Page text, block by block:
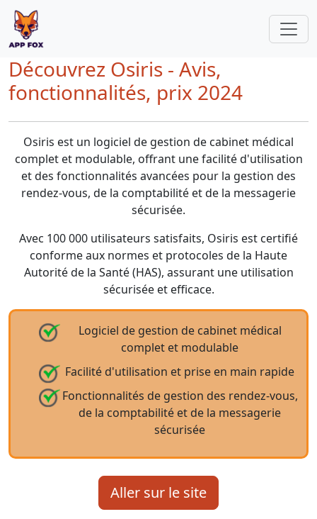
Découvrez Osiris - Avis,
fonctionnalités, prix 2024
Osiris est un logiciel de gestion de cabinet médical
complet et modulable, offrant une facilité d'utilisation
et des fonctionnalités avancées pour la gestion des
rendez-vous, de la comptabilité et de la messagerie
sécurisée.
Avec 100 000 utilisateurs satisfaits, Osiris est certifié
conforme aux normes et protocoles de la Haute
Autorité de la Santé (HAS), assurant une utilisation
sécurisée et efficace.
Logiciel de gestion de cabinet médical
complet et modulable
Facilité d'utilisation et prise en main rapide
Fonctionnalités de gestion des rendez-vous,
de la comptabilité et de la messagerie
sécurisée
Aller sur le site